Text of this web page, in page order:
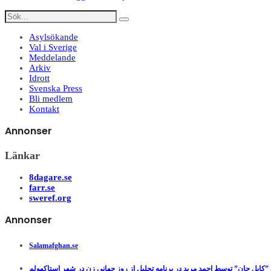
Asylsökande
Val i Sverige
Meddelande
Arkiv
Idrott
Svenska Press
Bli medlem
Kontakt
Annonser
Länkar
8dagare.se
farr.se
sweref.org
Annonser
Salamafghan.se
”کابل جان” توسط احمد مرید در برنامه تجلیل از روز جهانی زن در شهر استاکهولم